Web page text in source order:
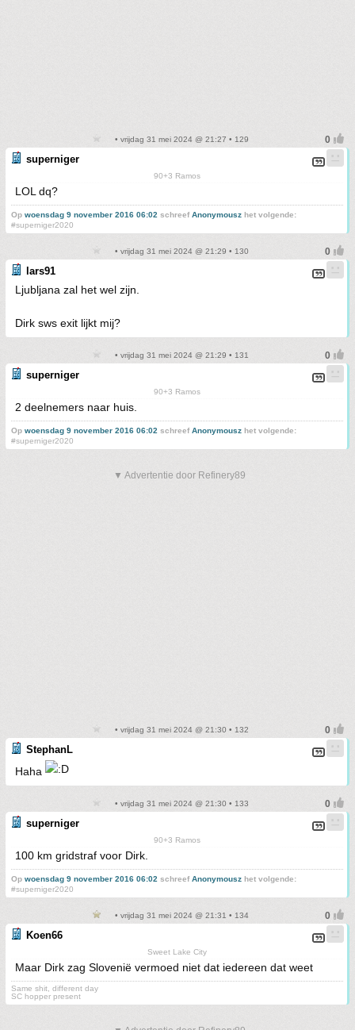
• vrijdag 31 mei 2024 @ 21:27 • 129
superniger
90+3 Ramos
LOL dq?
Op woensdag 9 november 2016 06:02 schreefAnonymousz het volgende:
#superniger2020
• vrijdag 31 mei 2024 @ 21:29 • 130
lars91
Ljubljana zal het wel zijn.
Dirk sws exit lijkt mij?
• vrijdag 31 mei 2024 @ 21:29 • 131
superniger
90+3 Ramos
2 deelnemers naar huis.
Op woensdag 9 november 2016 06:02 schreefAnonymousz het volgende:
#superniger2020
▼ Advertentie door Refinery89
• vrijdag 31 mei 2024 @ 21:30 • 132
StephanL
Haha
• vrijdag 31 mei 2024 @ 21:30 • 133
superniger
90+3 Ramos
100 km gridstraf voor Dirk.
Op woensdag 9 november 2016 06:02 schreefAnonymousz het volgende:
#superniger2020
• vrijdag 31 mei 2024 @ 21:31 • 134
Koen66
Sweet Lake City
Maar Dirk zag Slovenië vermoed niet dat iedereen dat weet
Same shit, different day
SC hopper present